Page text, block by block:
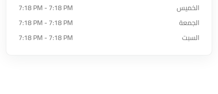
الخميس
7:18 PM - 7:18 PM
الجمعة
7:18 PM - 7:18 PM
السبت
7:18 PM - 7:18 PM